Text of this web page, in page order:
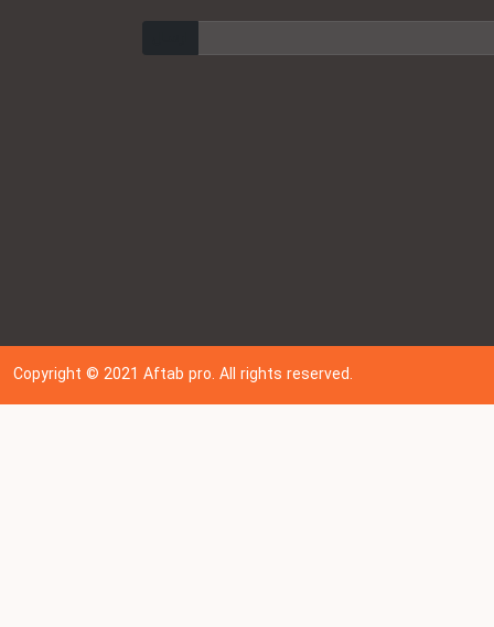
Copyright © 202 1Aftab pro. All rights reserved.